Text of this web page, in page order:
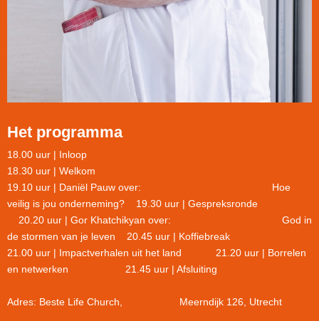
Het programma
18.00 uur | Inloop
18.30 uur | Welkom
19.10 uur | Daniël Pauw over: Hoe
veilig is jou onderneming? 19.30 uur | Gespreksronde
20.20 uur | Gor Khatchikyan over: God in
de stormen van je leven 20.45 uur | Koffiebreak
21.00 uur | Impactverhalen uit het land 21.20 uur | Borrelen
en netwerken 21.45 uur | Afsluiting
Adres: Beste Life Church, Meerndijk 126, Utrecht